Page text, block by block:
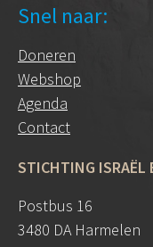
Snel naar:
Doneren
Webshop
Agenda
Contact
STICHTING ISRAËL
Postbus 16
3480 DA Harmelen